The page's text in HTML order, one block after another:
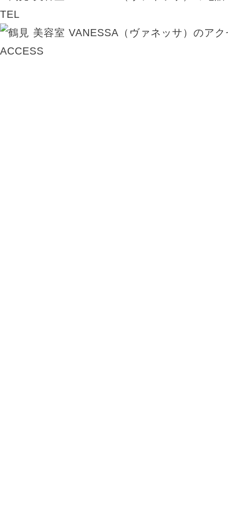
TEL
ACCESS